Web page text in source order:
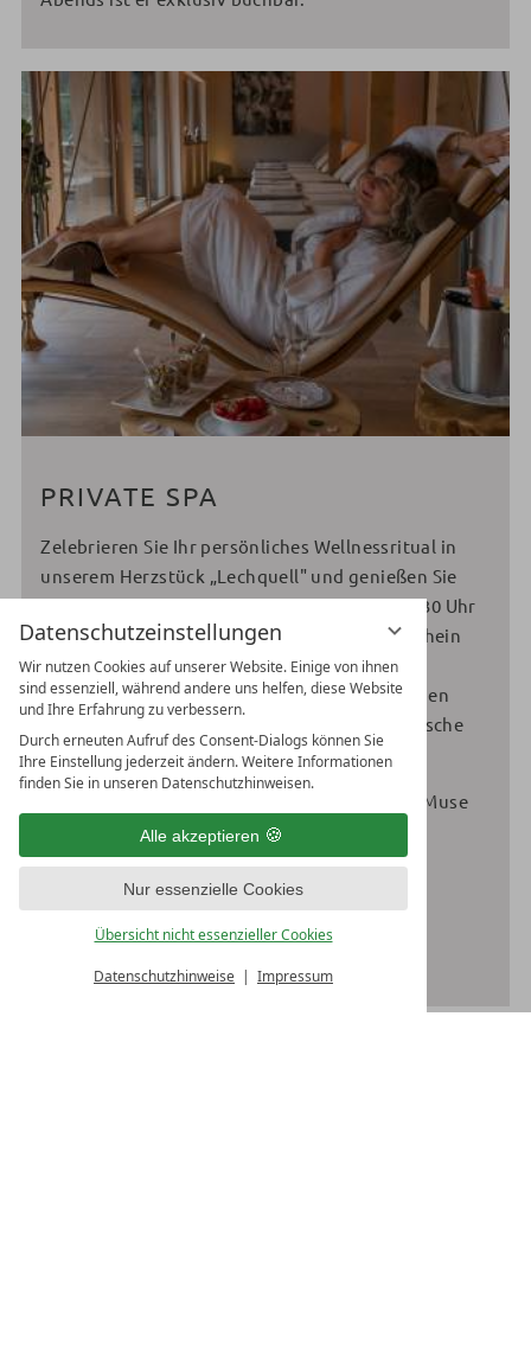
Datenschutzeinstellungen
Wir nutzen Cookies auf unserer Website. Einige von ihnen
sind essenziell, während andere uns helfen, diese Website
und Ihre Erfahrung zu verbessern.
Durch erneuten Aufruf des Consent-Dialogs können Sie
Ihre Einstellung jederzeit ändern. Weitere Informationen
finden Sie in unseren Datenschutzhinweisen.
Alle akzeptieren
Nur essenzielle Cookies
Übersicht nicht essenzieller Cookies
Datenschutzhinweise Impressum
PRIVATE SPA
Zelebrieren Sie Ihr persönliches Wellnessritual in
unserem Herzstück „Lechquell" und genießen Sie
exklusive Stunden zu zweit. Von 20:30 bis 22:30 Uhr
steht Ihnen der Außenwhirlpool bei Kerzenschein
zur Verfügung. Ruhen Sie bequem in unseren
Wasserbetten und Wellnessliegen zwischen den
Saunagängen aus. Genießen Sie dazu eine Flasche
Sekt und feine Früchte.
Tauchen Sie ein und erleben Sie Stunden voll Muse
und Gelassenheit.
€ 165,- für 2 Personen
Jetzt anfragen: Telefon: +43 5633 5307